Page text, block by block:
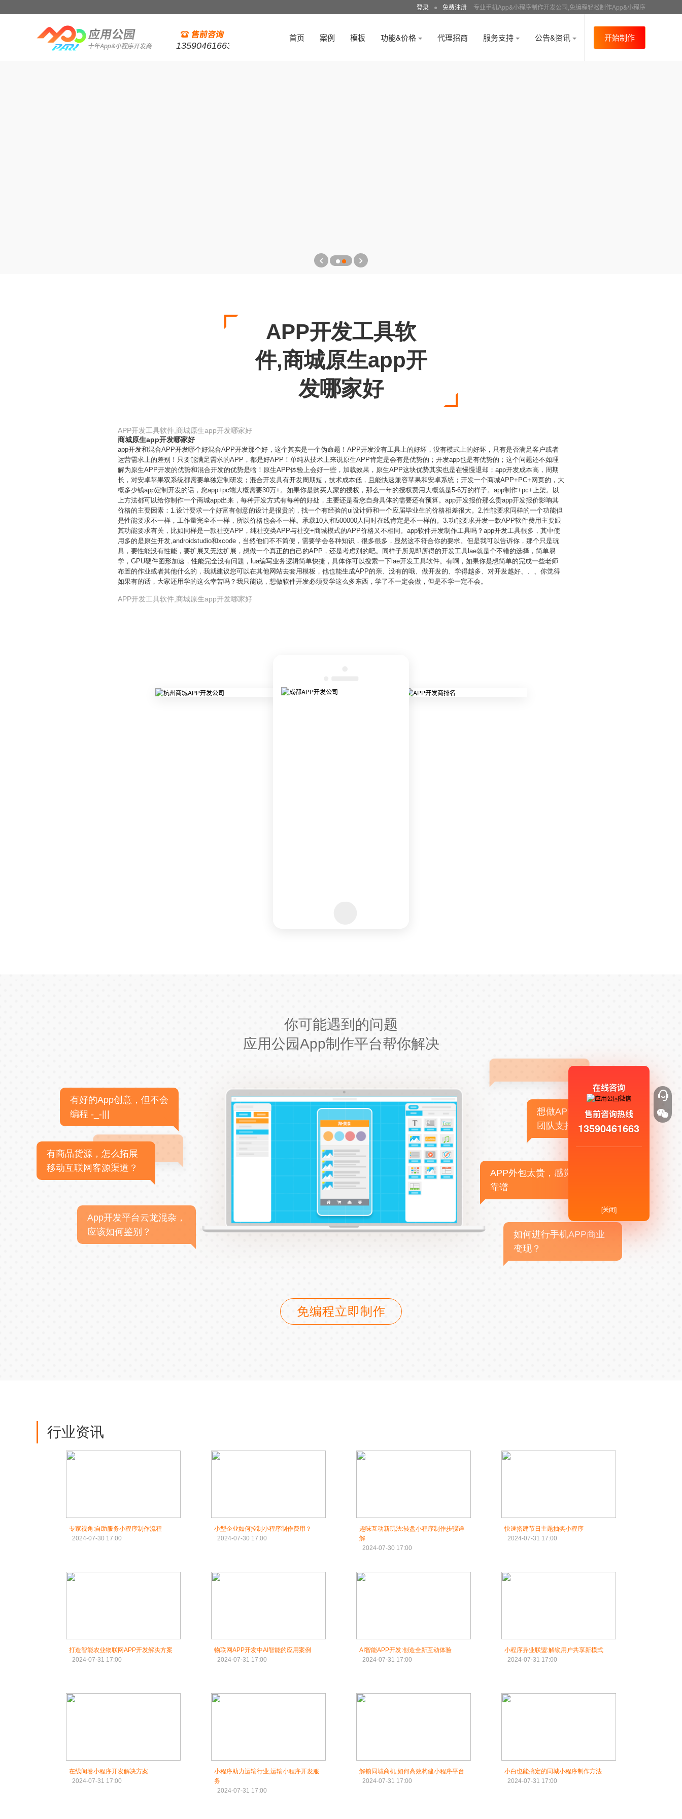
登录 ● 免费注册 专业手机App&小程序制作开发公司,免编程轻松制作App&小程序
13590461663
首页 案例 模板 功能&价格 代理招商 服务支持 公告&资讯 开始制作
APP开发工具软
件,商城原生app开
发哪家好
APP开发工具软件,商城原生app开发哪家好
商城原生app开发哪家好
app开发和混合APP开发哪个好混合APP开发那个好，这个其实是一个伪命题！APP开发没有工具上的好坏，没有模式上的好坏，只有是否满足客户或者
运营需求上的差别！只要能满足需求的APP，都是好APP！单纯从技术上来说原生APP肯定是会有是优势的；开发app也是有优势的；这个问题还不如理
解为原生APP开发的优势和混合开发的优势是啥！原生APP体验上会好一些，加载效果，原生APP这块优势其实也是在慢慢退却；app开发成本高，周期
长，对安卓苹果双系统都需要单独定制研发；混合开发具有开发周期短，技术成本低，且能快速兼容苹果和安卓系统；开发一个商城APP+PC+网页的，大
概多少钱app定制开发的话，您app+pc端大概需要30万+。如果你是购买人家的授权，那么一年的授权费用大概就是5-6万的样子。app制作+pc+上架。以
上方法都可以给你制作一个商城app出来，每种开发方式有每种的好处，主要还是看您自身具体的需要还有预算。app开发报价那么贵app开发报价影响其
价格的主要因素：1.设计要求一个好富有创意的设计是很贵的，找一个有经验的ui设计师和一个应届毕业生的价格相差很大。2.性能要求同样的一个功能但
是性能要求不一样，工作量完全不一样，所以价格也会不一样。承载10人和500000人同时在线肯定是不一样的。3.功能要求开发一款APP软件费用主要跟
其功能要求有关，比如同样是一款社交APP，纯社交类APP与社交+商城模式的APP价格又不相同。app软件开发制作工具吗？app开发工具很多，其中使
用多的是原生开发,androidstudio和xcode，当然他们不不简便，需要学会各种知识，很多很多，显然这不符合你的要求。但是我可以告诉你，那个只是玩
具，要性能没有性能，要扩展又无法扩展，想做一个真正的自己的APP，还是考虑别的吧。同样子所见即所得的开发工具lae就是个不错的选择，简单易
学，GPU硬件图形加速，性能完全没有问题，lua编写业务逻辑简单快捷，具体你可以搜索一下lae开发工具软件。有啊，如果你是想简单的完成一些老师
布置的作业或者其他什么的，我就建议您可以在其他网站去套用模板，他也能生成APP的亲、没有的哦、做开发的、学得越多、对开发越好、、、你觉得
如果有的话，大家还用学的这么幸苦吗？我只能说，想做软件开发必须要学这么多东西，学了不一定会做，但是不学一定不会。
APP开发工具软件,商城原生app开发哪家好
你可能遇到的问题
应用公园App制作平台帮你解决
有好的App创意，但不会
编程 -_-|||
有商品货源，怎么拓展
移动互联网客源渠道？
App开发平台云龙混杂，
应该如何鉴别？
想做APP，但没有技术
团队支持
APP外包太贵，感觉不
靠谱
如何进行手机APP商业
变现？
免编程立即制作
行业资讯
专家视角:自助服务小程序制作流程
2024-07-30 17:00
小型企业如何控制小程序制作费用？
2024-07-30 17:00
趣味互动新玩法:转盘小程序制作步骤详
解
2024-07-30 17:00
快速搭建节日主题抽奖小程序
2024-07-31 17:00
打造智能农业物联网APP开发解决方案
2024-07-31 17:00
物联网APP开发中AI智能的应用案例
2024-07-31 17:00
AI智能APP开发:创造全新互动体验
2024-07-31 17:00
小程序异业联盟:解锁用户共享新模式
2024-07-31 17:00
在线阅卷小程序开发解决方案
2024-07-31 17:00
小程序助力运输行业,运输小程序开发服
务
2024-07-31 17:00
解锁同城商机:如何高效构建小程序平台
2024-07-31 17:00
小白也能搞定的同城小程序制作方法
2024-07-31 17:00
在线咨询
售前咨询热线
13590461663
[关闭]